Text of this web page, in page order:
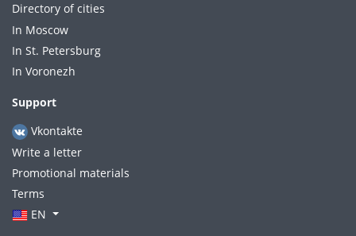
Directory of cities
In Moscow
In St. Petersburg
In Voronezh
Support
Vkontakte
Write a letter
Promotional materials
Terms
EN